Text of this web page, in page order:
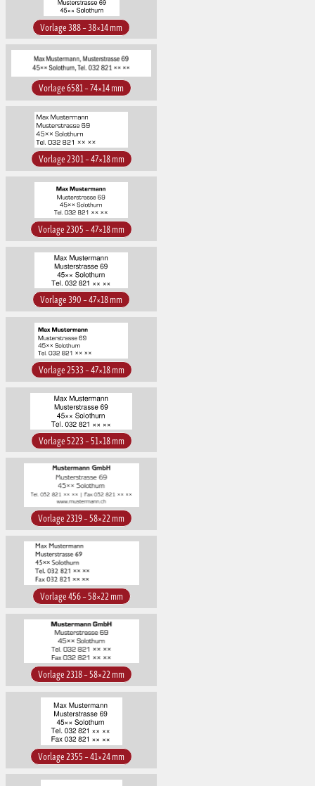
Vorlage 388 – 38×14 mm
Vorlage 6581 – 74×14 mm
Vorlage 2301 – 47×18 mm
Vorlage 2305 – 47×18 mm
Vorlage 390 – 47×18 mm
Vorlage 2533 – 47×18 mm
Vorlage 5223 – 51×18 mm
Vorlage 2319 – 58×22 mm
Vorlage 456 – 58×22 mm
Vorlage 2318 – 58×22 mm
Vorlage 2355 – 41×24 mm